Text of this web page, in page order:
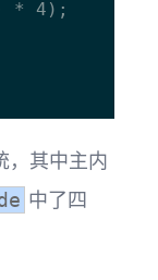
，其中主内
中了四